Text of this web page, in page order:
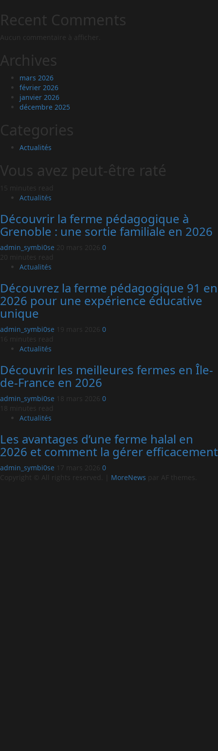
Recent Comments
Aucun commentaire à afficher.
Archives
mars 2026
février 2026
janvier 2026
décembre 2025
Categories
Actualités
Vous avez peut-être raté
15 minutes read
Actualités
Découvrir la ferme pédagogique à
Grenoble : une sortie familiale en 2026
admin_symbi0se 20 mars 2026 0
20 minutes read
Actualités
Découvrez la ferme pédagogique 91 en
2026 pour une expérience éducative
unique
admin_symbi0se 19 mars 2026 0
16 minutes read
Actualités
Découvrir les meilleures fermes en Île-
de-France en 2026
admin_symbi0se 18 mars 2026 0
18 minutes read
Actualités
Les avantages d’une ferme halal en
2026 et comment la gérer efficacement
admin_symbi0se 17 mars 2026 0
Copyright © All rights reserved.
MoreNews par AF themes.